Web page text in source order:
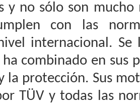
y no sólo son mucho
con las
internacional. Se
combinado en sus
la protección. Sus
TÜV y todas las